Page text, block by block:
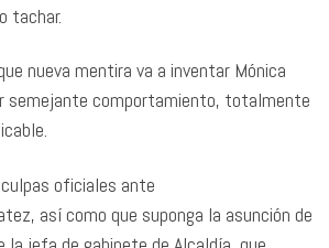
tachar.
nueva mentira va a inventar Mónica
semejante comportamiento, totalmente
oficiales ante
así como que suponga la asunción de